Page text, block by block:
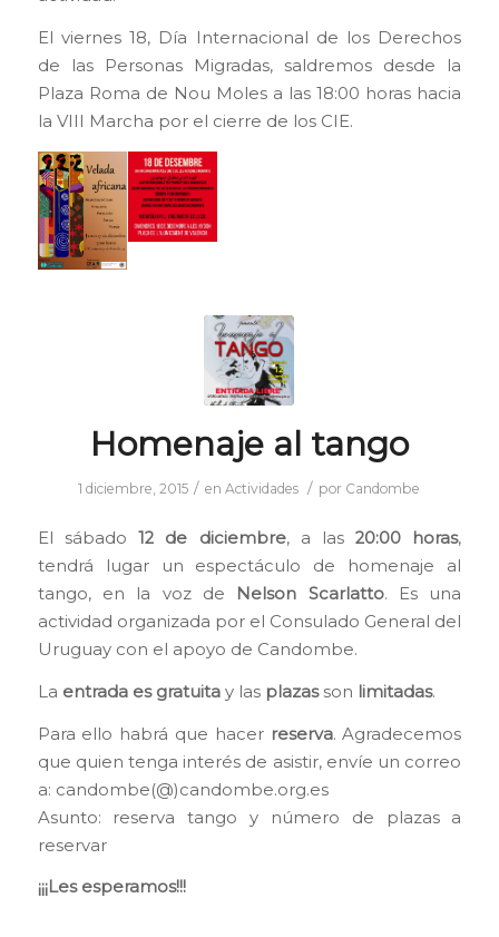
El viernes 18, Día Internacional de los Derechos
de las Personas Migradas, saldremos desde la
Plaza Roma de Nou Moles a las 18:00 horas hacia
la VIII Marcha por el cierre de los CIE.
Homenaje al tango
1 diciembre, 2015 / enActividades / por Candombe
El sábado 12 de diciembre, a las20:00 horas,
tendrá lugar un espectáculo de homenaje al
tango, en la voz de Nelson Scarlatto. Es una
actividad organizada por el Consulado General del
Uruguay con el apoyo de Candombe.
La entrada es gratuitay lasplazasson limitadas.
Para ello habrá que hacer reserva. Agradecemos
que quien tenga interés de asistir, envíe un correo
a: candombe(@)candombe.org.es
Asunto: reserva tango y número de plazas a
reservar
¡¡¡Les esperamos!!!